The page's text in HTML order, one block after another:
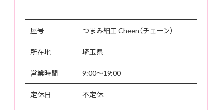
屋号 つまみ細工 Cheen（チェーン）
所在地 埼玉県
営業時間 9:00〜19:00
定休日 不定休